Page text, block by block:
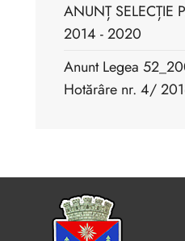
ANUNȚ SELECȚIE
2014 - 2020
Anunt Legea
Hotărâre nr. 4/